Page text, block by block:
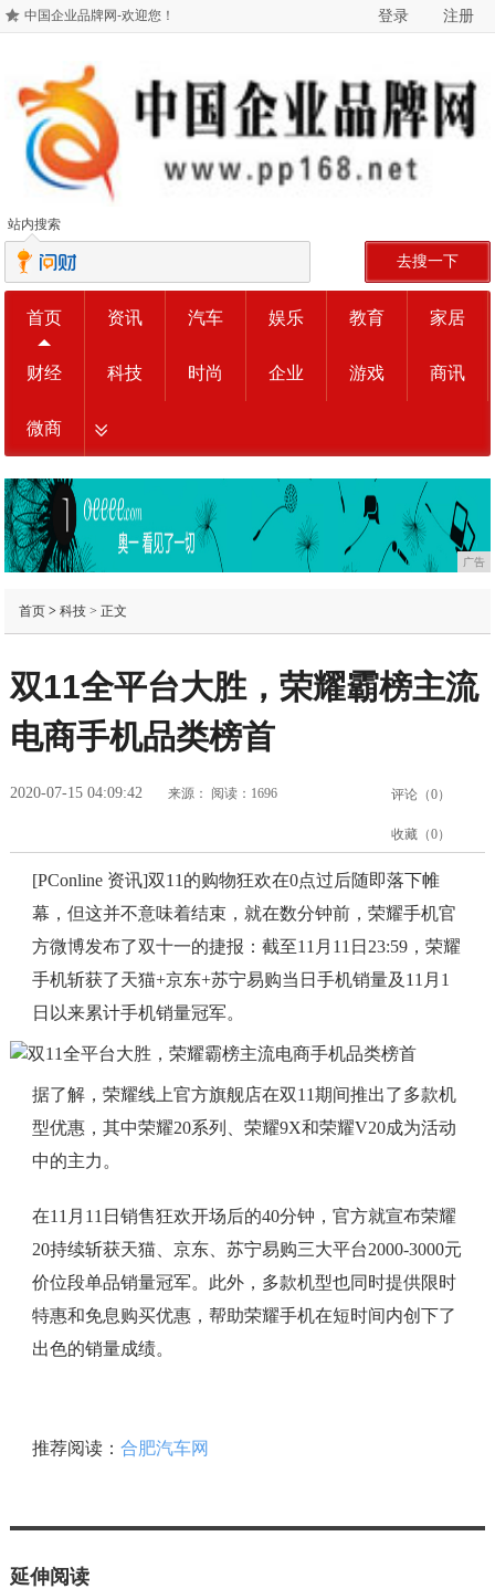
中国企业品牌网-欢迎您！ 登录 注册
站内搜索
去搜一下
首页 资讯 汽车 娱乐 教育 家居
财经 科技 时尚 企业 游戏 商讯
微商
广告
首页> 科技> 正文
双11全平台大胜，荣耀霸榜主流
电商手机品类榜首
2020-07-15 04:09:42 来源： 阅读：1696 评论（0）
收藏（0）
[PConline 资讯]双11的购物狂欢在0点过后随即落下帷
幕，但这并不意味着结束，就在数分钟前，荣耀手机官
方微博发布了双十一的捷报：截至11月11日23:59，荣耀
手机斩获了天猫+京东+苏宁易购当日手机销量及11月1
日以来累计手机销量冠军。
据了解，荣耀线上官方旗舰店在双11期间推出了多款机
型优惠，其中荣耀20系列、荣耀9X和荣耀V20成为活动
中的主力。
在11月11日销售狂欢开场后的40分钟，官方就宣布荣耀
20持续斩获天猫、京东、苏宁易购三大平台2000-3000元
价位段单品销量冠军。此外，多款机型也同时提供限时
特惠和免息购买优惠，帮助荣耀手机在短时间内创下了
出色的销量成绩。
推荐阅读： 合肥汽车网
延伸阅读